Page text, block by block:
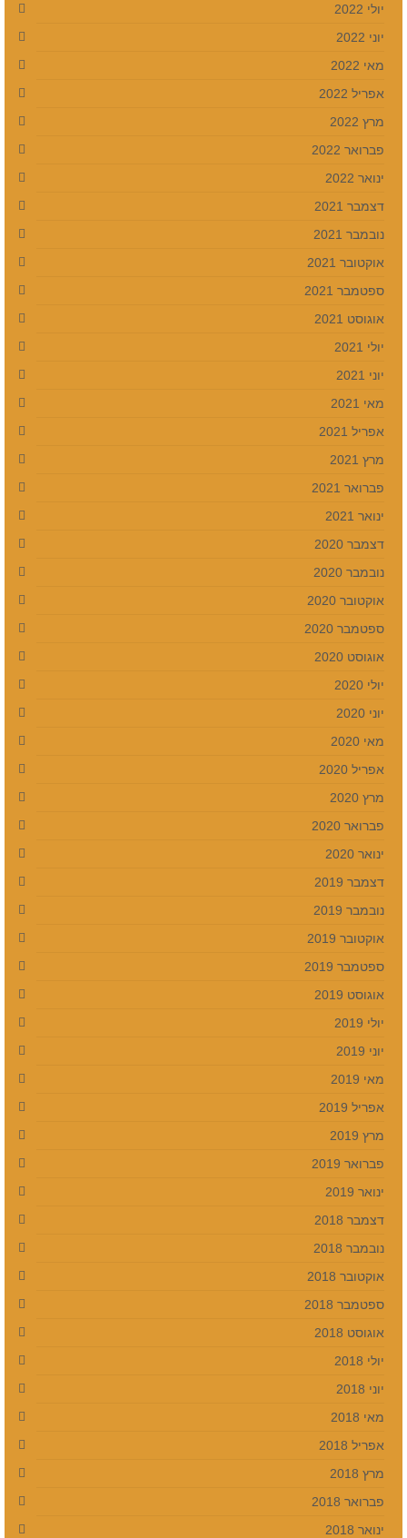
יולי 2022
יוני 2022
מאי 2022
אפריל 2022
מרץ 2022
פברואר 2022
ינואר 2022
דצמבר 2021
נובמבר 2021
אוקטובר 2021
ספטמבר 2021
אוגוסט 2021
יולי 2021
יוני 2021
מאי 2021
אפריל 2021
מרץ 2021
פברואר 2021
ינואר 2021
דצמבר 2020
נובמבר 2020
אוקטובר 2020
ספטמבר 2020
אוגוסט 2020
יולי 2020
יוני 2020
מאי 2020
אפריל 2020
מרץ 2020
פברואר 2020
ינואר 2020
דצמבר 2019
נובמבר 2019
אוקטובר 2019
ספטמבר 2019
אוגוסט 2019
יולי 2019
יוני 2019
מאי 2019
אפריל 2019
מרץ 2019
פברואר 2019
ינואר 2019
דצמבר 2018
נובמבר 2018
אוקטובר 2018
ספטמבר 2018
אוגוסט 2018
יולי 2018
יוני 2018
מאי 2018
אפריל 2018
מרץ 2018
פברואר 2018
ינואר 2018